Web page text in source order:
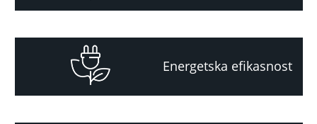
Energetska efikasnost